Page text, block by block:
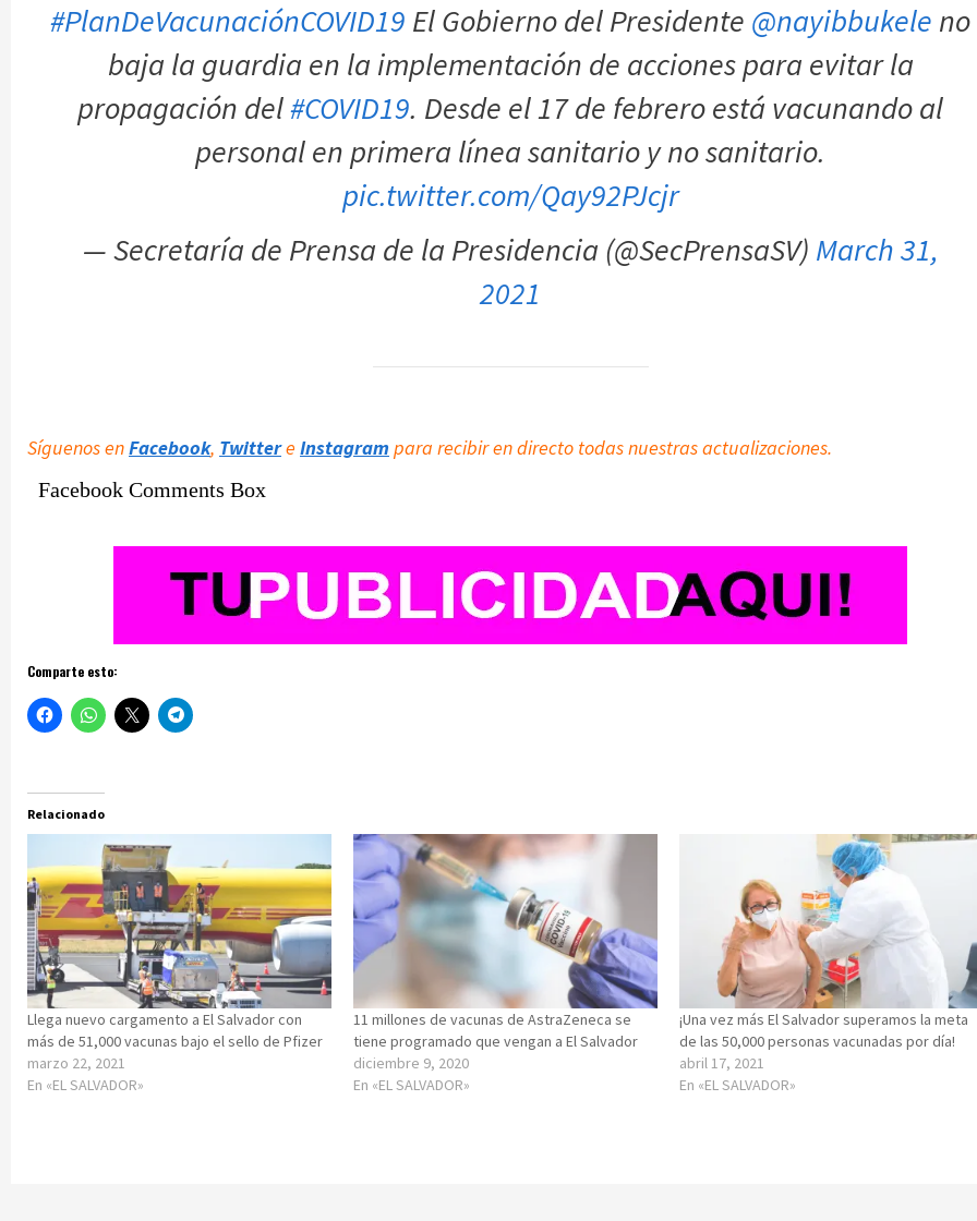
#PlanDeVacunaciónCOVID19 El Gobierno del Presidente @nayibbukele no
baja la guardia en la implementación de acciones para evitar la
propagación del#COVID19. Desde el 17 de febrero está vacunando al
personal en primera línea sanitario y no sanitario.
pic.twitter.com/Qay92PJcjr
— Secretaría de Prensa de la Presidencia (@SecPrensaSV) March 31,
2021
Síguenos enFacebook, Twittere Instagram para recibir en directo todas nuestras actualizaciones.
Facebook Comments Box
Comparte esto:
Relacionado
Llega nuevo cargamento a El Salvador con
más de 51,000 vacunas bajo el sello de Pfizer
marzo 22, 2021
En «EL SALVADOR»
11 millones de vacunas de AstraZeneca se
tiene programado que vengan a El Salvador
diciembre 9, 2020
En «EL SALVADOR»
¡Una vez más El Salvador superamos la meta
de las 50,000 personas vacunadas por día!
abril 17, 2021
En «EL SALVADOR»